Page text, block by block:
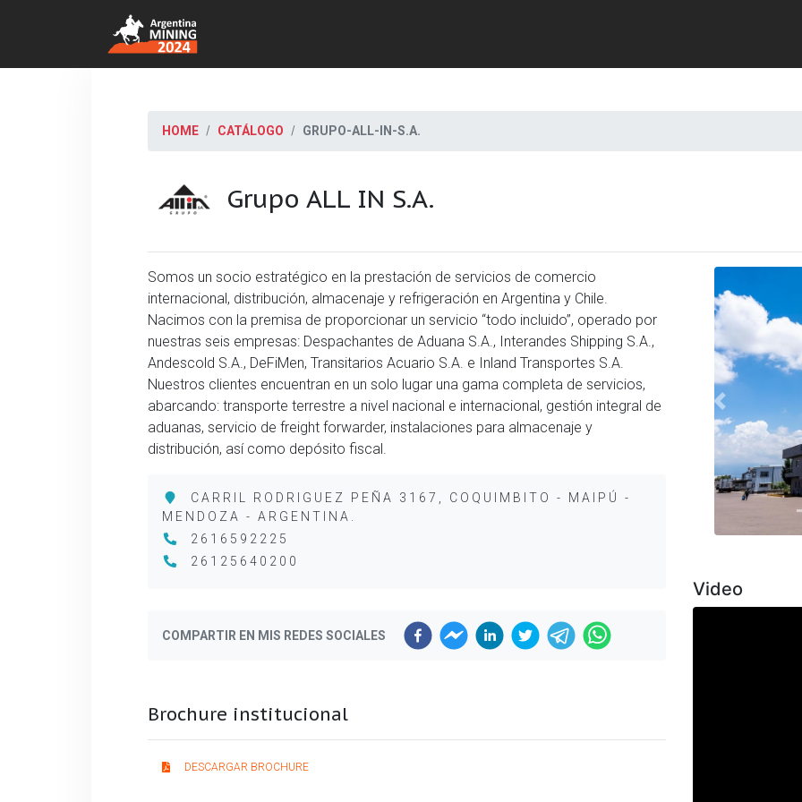
HOME CATÁLOGO GRUPO-ALL-IN-S.A.
Grupo ALL IN S.A.
Somos un socio estratégico en la prestación de servicios de comercio
internacional, distribución, almacenaje y refrigeración en Argentina y Chile.
Nacimos con la premisa de proporcionar un servicio “todo incluido”, operado por
nuestras seis empresas: Despachantes de Aduana S.A., Interandes Shipping S.A.,
Andescold S.A., DeFiMen, Transitarios Acuario S.A. e Inland Transportes S.A.
Nuestros clientes encuentran en un solo lugar una gama completa de servicios,
abarcando: transporte terrestre a nivel nacional e internacional, gestión integral de
aduanas, servicio de freight forwarder, instalaciones para almacenaje y
distribución, así como depósito fiscal.
CARRIL RODRIGUEZ PEÑA 3167, COQUIMBITO - MAIPÚ -
MENDOZA - ARGENTINA.
2616592225
26125640200
COMPARTIR EN MIS REDES SOCIALES
Brochure institucional
DESCARGAR BROCHURE
Previous
Video